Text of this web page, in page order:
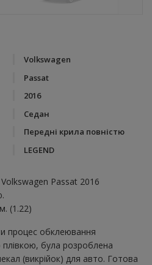
Volkswagen
Passat
2016
Седан
Передні крила повністю
LEGEND
Passat 2016
(1.22)
процес обклеювання
була розроблена
(викрійок) для авто. Готова